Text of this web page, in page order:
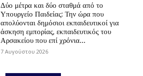
Δύο μέτρα και δύο σταθμά από το
Υπουργείο Παιδείας: Την ώρα που
απολύονται δημόσιοι εκπαιδευτικοί για
άσκηση εμπορίας, εκπαιδευτικός του
Αρσακείου που επί χρόνια...
7 Αυγούστου 2026